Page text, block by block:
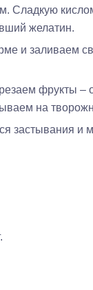
Сладкую
желатин.
и заливаем
фрукты –
на
застывания и